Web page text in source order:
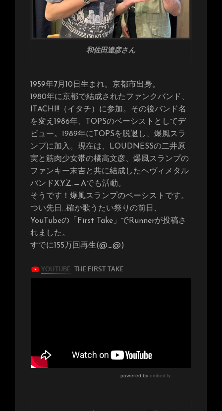
和佐田達彦さん
1959年7月10日生まれ。京都市出身。
1980年に京都で結成されたファンクバンド、
ITACHI!!（イタチ）に参加。その後バンド名
を変え1986年、TOPSのベーシストとしてデ
ビュー。1989年にTOPSを脱退し、爆風スラ
ンプに加入。現在は、LOUDNESSの二井原
実と筋肉少女帯の橘高文彦、爆風スランプの
ファンキー末吉と共に結成したヘヴィメタル
バンドX.Y.Z.→Aでも活動。
そうです！爆風スランプのベーシストです。
つい先日…確か歌うたい祭りの前日、
YouTubeの「First Take」でRunnerが投稿さ
れました。
すでに155万回再生(@_@)